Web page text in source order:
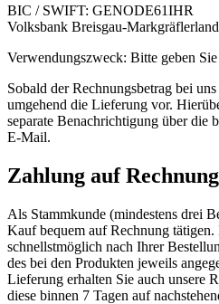
BIC / SWIFT: GENODE61IHR
Volksbank Breisgau-
Verwendungszweck: Bitte geben
Sobald der Rechnungsbetrag bei
umgehend die Lieferung vor.
separate Benachrichtigung über die
E-Mail.
Zahlung auf Rechnung
Als Stammkunde (mindestens drei
Kauf bequem auf Rechnung
schnellstmöglich nach Ihrer
des bei den Produkten jeweils
Lieferung erhalten Sie auch unsere
diese binnen 7 Tagen auf